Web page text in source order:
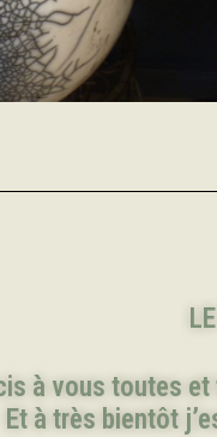
à vous toutes
Et à très bientôt